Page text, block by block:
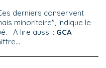
derniers conservent
minoritaire", indique le
A lire aussi : GCA